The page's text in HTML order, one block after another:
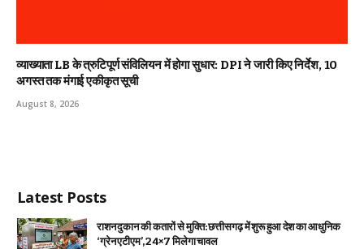
व्याख्याता LB के त्रुटिपूर्ण संविलियन में होगा सुधार: DPI ने जारी किए निर्देश, 10
अगस्त तक मंगाई एकीकृत सूची
August 8, 2026
Latest Posts
राशन दुकान की कतारों से मुक्ति: छत्तीसगढ़ में शुरू हुआ देश का आधुनिक
‘ग्रेन एटीएम’, 24×7 मिलेगा चावल